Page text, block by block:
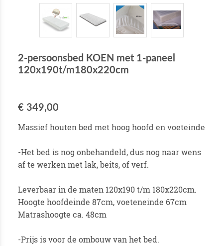
2-persoonsbed KOEN met 1-paneel
120x190t/m180x220cm
€ 349,00
Massief houten bed met hoog hoofd en voeteinde
-Het bed is nog onbehandeld, dus nog naar wens
af te werken met lak, beits, of verf.
Leverbaar in de maten 120x190 t/m 180x220cm.
Hoogte hoofdeinde 87cm, voeteneinde 67cm
Matrashoogte ca. 48cm
-Prijs is voor de ombouw van het bed.